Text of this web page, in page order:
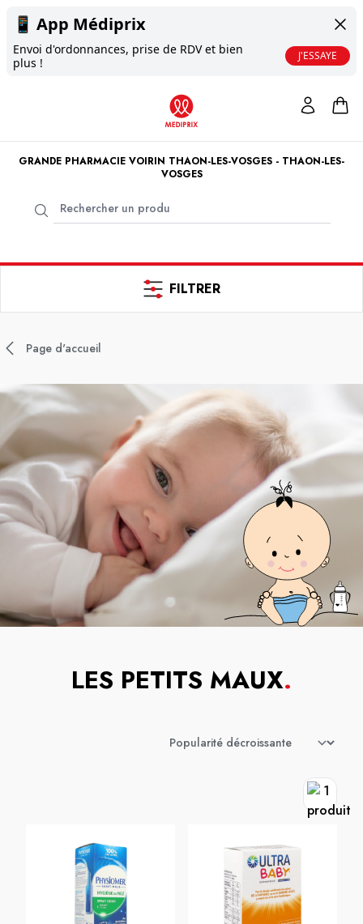
📱 App Médiprix
Envoi d'ordonnances, prise de RDV et bien
plus !
J'ESSAYE
GRANDE PHARMACIE VOIRIN THAON-LES-VOSGES - THAON-LES-
VOSGES
FILTRER
Page d'accueil
LES PETITS MAUX.